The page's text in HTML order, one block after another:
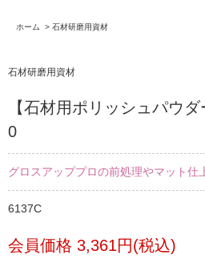
ホーム > 石材研磨用資材
石材研磨用資材
【石材用ポリッシュパウ
0
グロスアッププロの前処理やマット仕
6137C
会員価格 3,361円(税込)